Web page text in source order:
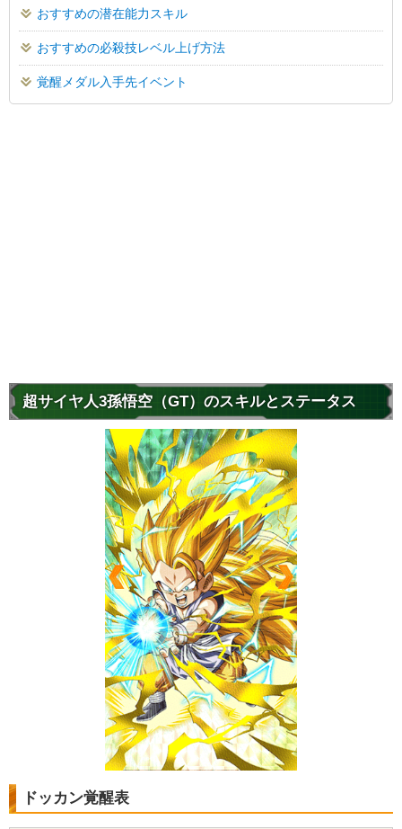
おすすめの潜在能力スキル
おすすめの必殺技レベル上げ方法
覚醒メダル入手先イベント
超サイヤ人3孫悟空（GT）のスキルとステータス
ドッカン覚醒表